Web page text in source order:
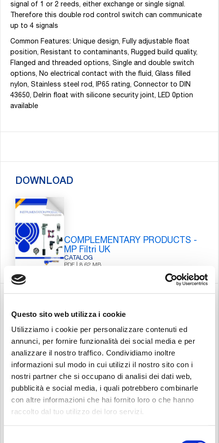
Questo sito web utilizza i cookie
Utilizziamo i cookie per personalizzare contenuti ed
annunci, per fornire funzionalità dei social media e per
analizzare il nostro traffico. Condividiamo inoltre
informazioni sul modo in cui utilizzi il nostro sito con i
nostri partner che si occupano di analisi dei dati web,
pubblicità e social media, i quali potrebbero combinarle
con altre informazioni che hai fornito loro o che hanno
raccolto dal tuo utilizzo dei loro servizi.
Search:
signal of 1 or 2 reeds, either exchange or single signal.
Therefore this double rod control switch can communicate
up to 4 signals
Common Features: Unique design, Fully adjustable float
position, Resistant to contaminants, Rugged build quality,
Flanged and threaded options, Single and double switch
options, No electrical contact with the fluid, Glass filled
nylon, Stainless steel rod, IP65 rating, Connector to DIN
43650, Delrin float with silicone security joint, LED 0ption
available
DOWNLOAD
COMPLEMENTARY PRODUCTS -
MP Filtri UK
CATALOG
PDF | 8.62 MB
FILTER SIZING
POWER TRANSMISSION SIZING